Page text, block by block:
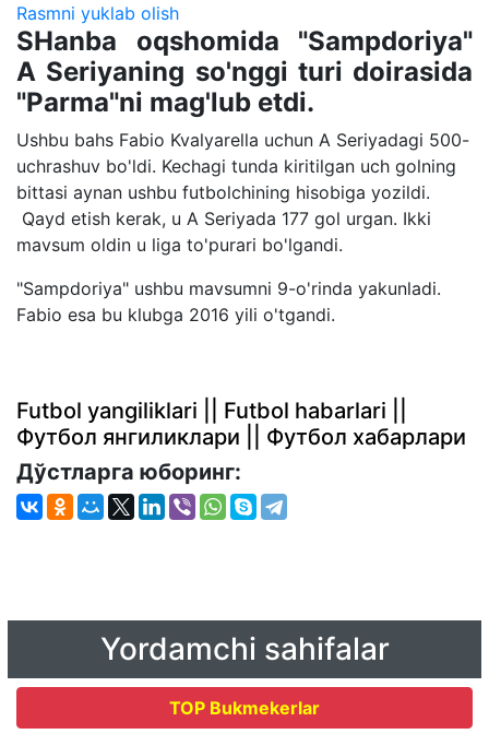
Rasmni yuklab olish
SHanba oqshomida "Sampdoriya"
A Seriyaning so'nggi turi doirasida
"Parma"ni mag'lub etdi.
Ushbu bahs Fabio Kvalyarella uchun A Seriyadagi 500-
uchrashuv bo'ldi. Kechagi tunda kiritilgan uch golning
bittasi aynan ushbu futbolchining hisobiga yozildi.
Qayd etish kerak, u A Seriyada 177 gol urgan. Ikki
mavsum oldin u liga to'purari bo'lgandi.
"Sampdoriya" ushbu mavsumni 9-o'rinda yakunladi.
Fabio esa bu klubga 2016 yili o'tgandi.
Futbol yangiliklari || Futbol habarlari ||
Футбол янгиликлари || Футбол хабарлари
Дўстларга юборинг:
Yordamchi sahifalar
TOP Bukmekerlar